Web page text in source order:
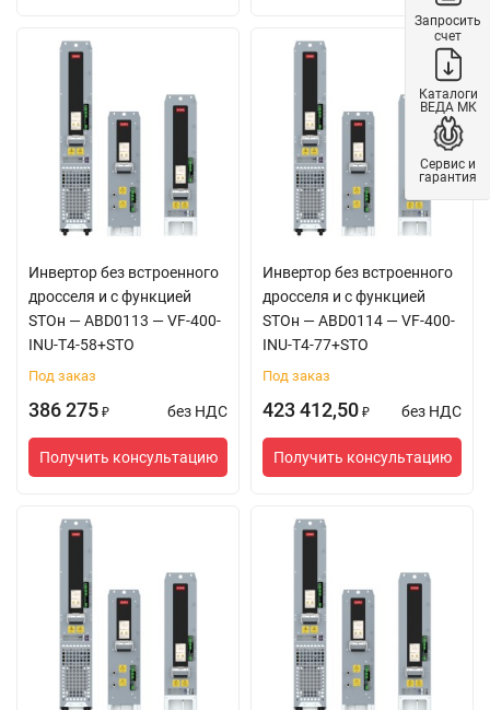
-40
Влажность при
5～ 95 %отн.
влажности, без
выпадения
конденсата
Уровень
2 уровень
Показатель
перенапряжения
Класс III
Высота установки
над уровнем моря
Высота над уровнем
моря ниже 1000 м:
нагрузка (без
Высота над уровнем
моря более 1000 м:
снижение на 1% на
каждые 100 м
Инвертор без встроенного
дросселя и с функцией
STOн — ABD0113 — VF-400-
INU-T4-58+STO
Под заказ
386 275 ₽ без НДС
Получить консультацию
Инвертор без встроенного
дросселя и с функцией
STOн — ABD0114 — VF-400-
INU-T4-77+STO
Под заказ
423 412,50 ₽ без НДС
Получить консультацию
Запросить
счет
Каталоги
ВЕДА МК
Сервис и
гарантия